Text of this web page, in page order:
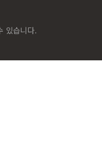
있습니다.